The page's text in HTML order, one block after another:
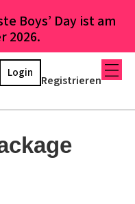
Boys’ Day ist am
2026.
Registrieren
Login